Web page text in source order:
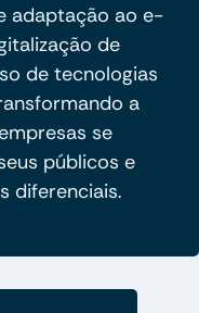
adaptação ao e-
de
de tecnologias
a
se
públicos e
diferenciais.